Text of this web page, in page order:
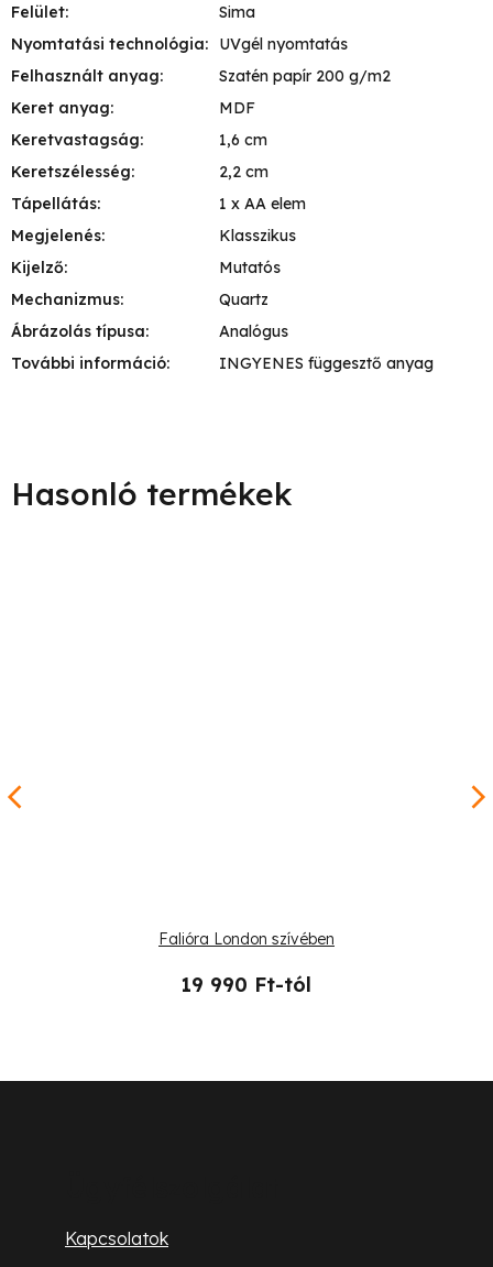
Felület:
Sima
Nyomtatási technológia:
UVgél nyomtatás
Felhasznált anyag:
Szatén papír 200 g/m2
Keret anyag:
MDF
Keretvastagság:
1,6 cm
Keretszélesség:
2,2 cm
Tápellátás:
1 x AA elem
Megjelenés:
Klasszikus
Kijelző:
Mutatós
Mechanizmus:
Quartz
Ábrázolás típusa:
Analógus
További információ: INGYENES függesztő anyag
Falióra London szívében
19 990 Ft-tól
Kapcsolatok